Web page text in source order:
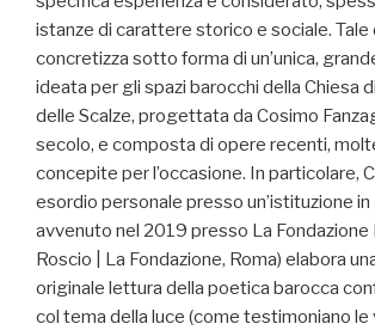
istanze di carattere storico e sociale. Tale
concretizza sotto forma di un’unica,
ideata per gli spazi barocchi della Chiesa
delle Scalze, progettata da Cosimo
secolo, e composta di opere recenti,
concepite per l’occasione. In particolare,
esordio personale presso un’istituzione in
avvenuto nel 2019 presso La Fondazione
Roscio | La Fondazione, Roma) elabora
originale lettura della poetica barocca
col tema della luce (come testimoniano le